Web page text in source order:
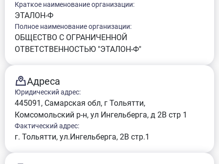
Краткое наименование организации:
ЭТАЛОН-Ф
Полное наименование организации:
ОБЩЕСТВО С ОГРАНИЧЕННОЙ
ОТВЕТСТВЕННОСТЬЮ "ЭТАЛОН-Ф"
Адреса
Юридический адрес:
445091, Самарская обл, г Тольятти,
Комсомольский р-н, ул Ингельберга, д 2В стр 1
Фактический адрес:
г. Тольятти, ул.Ингельберга, 2В стр.1